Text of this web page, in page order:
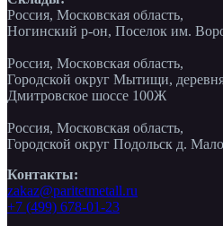
Россия, Московская область,
Ногинский р-он, Поселок им.
Россия, Московская область,
Городской округ Мытищи,
Дмитровское шоссе 100Ж
Россия, Московская область,
Городской округ Подольск д.
Контакты:
zakaz@paritetmetall.ru
+7 (499) 678-01-23